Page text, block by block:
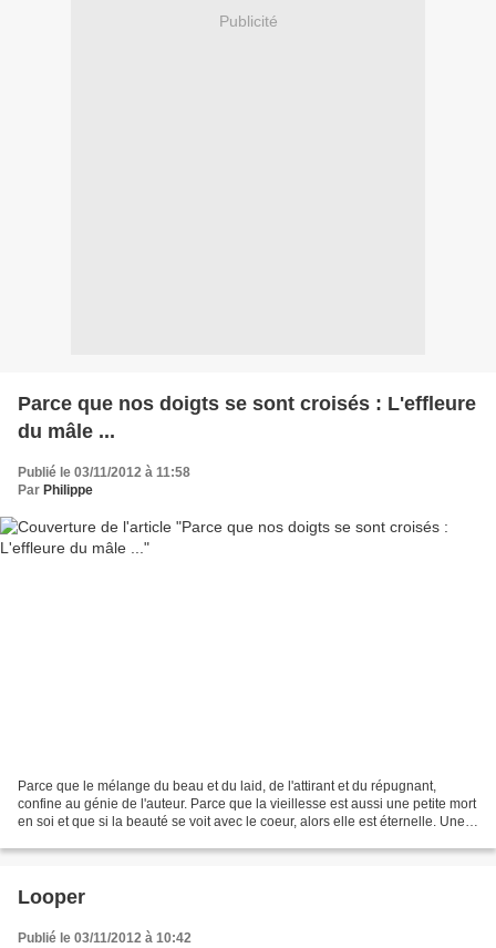
Publicité
Parce que nos doigts se sont croisés : L'effleure
du mâle ...
Publié le 03/11/2012 à 11:58
Par Philippe
Parce que le mélange du beau et du laid, de l'attirant et du répugnant,
confine au génie de l'auteur. Parce que la vieillesse est aussi une petite mort
en soi et que si la beauté se voit avec le coeur, alors elle est éternelle. Une
Looper
Publié le 03/11/2012 à 10:42